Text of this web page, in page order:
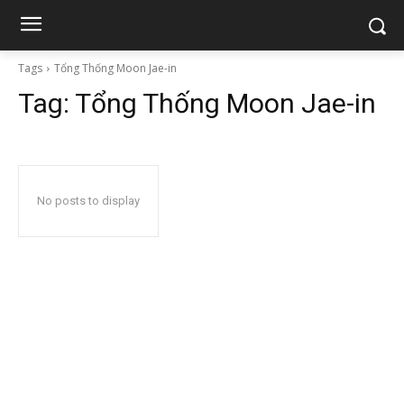
Tags Tổng Thống Moon Jae-in
Tag: Tổng Thống Moon Jae-in
No posts to display